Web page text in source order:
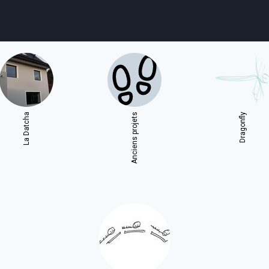
agenda personnes shop
email soutien
La Datcha Anciens projets Dragonfly